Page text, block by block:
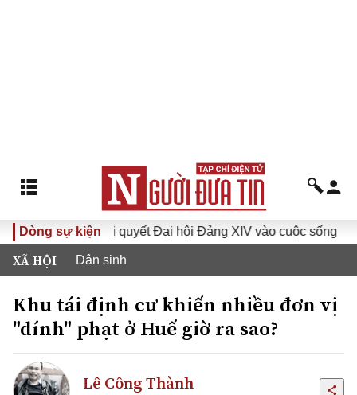
Dòng sự kiện
Nghị quyết Đại hội Đảng XIV vào cuộc sống Hướng tới
XÃ HỘI Dân sinh
Khu tái định cư khiến nhiều đơn vị
"dính" phạt ở Huế giờ ra sao?
Lê Công Thành